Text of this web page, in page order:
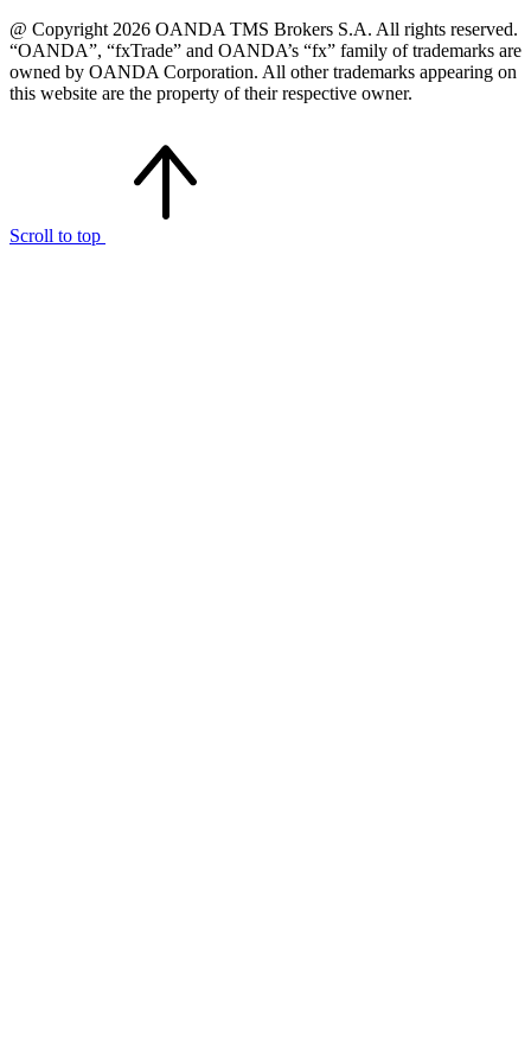
@ Copyright 2026 OANDA TMS Brokers S.A. All rights reserved.
“OANDA”, “fxTrade” and OANDA’s “fx” family of trademarks are
owned by OANDA Corporation. All other trademarks appearing on
this website are the property of their respective owner.
Scroll to top